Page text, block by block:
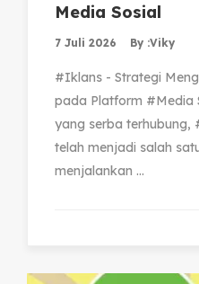
Media Sosial
7 Juli 2026 By :Viky
#Iklans - Strategi
pada Platform #Media
yang serba terhubung,
telah menjadi salah
menjalankan ...